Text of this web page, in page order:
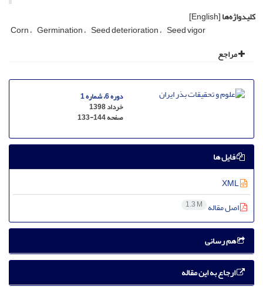
کلیدواژه‌ها[English]
Corn Germination Seed deterioration Seed vigor
مراجع
دوره 6، شماره 1
خرداد 1398
صفحه133-144
فایل ها
اصل مقاله 1.3 M
هم رسانی
ارجاع به این مقاله